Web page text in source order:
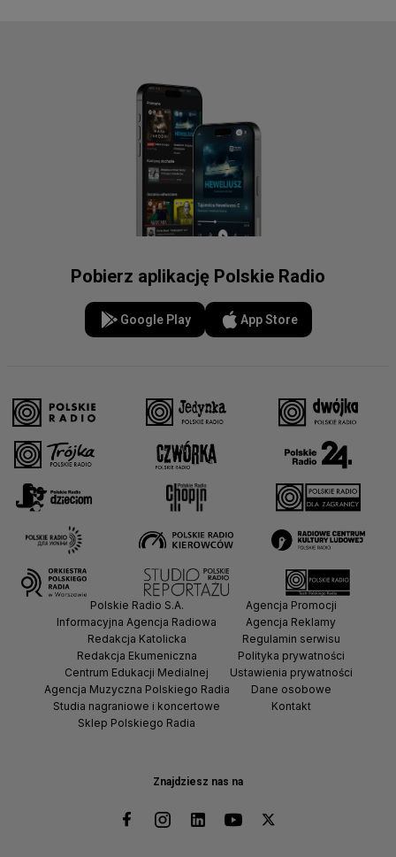
Pobierz aplikację Polskie Radio
Google Play App Store
Znajdziesz nas na
Polskie Radio S.A.
Informacyjna Agencja Radiowa
Redakcja Katolicka
Redakcja Ekumeniczna
Centrum Edukacji Medialnej
Agencja Muzyczna Polskiego Radia
Studia nagraniowe i koncertowe
Sklep Polskiego Radia
Agencja Promocji
Agencja Reklamy
Regulamin serwisu
Polityka prywatności
Ustawienia prywatności
Dane osobowe
Kontakt